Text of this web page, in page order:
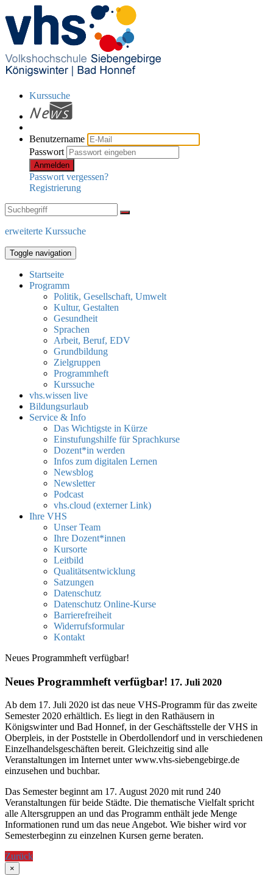
Kurssuche
Benutzername
Passwort
Anmelden
Passwort vergessen?
Registrierung
erweiterte Kurssuche
Toggle navigation
Startseite
Programm
Politik, Gesellschaft, Umwelt
Kultur, Gestalten
Gesundheit
Sprachen
Arbeit, Beruf, EDV
Grundbildung
Zielgruppen
Programmheft
Kurssuche
vhs.wissen live
Bildungsurlaub
Service & Info
Das Wichtigste in Kürze
Einstufungshilfe für Sprachkurse
Dozent*in werden
Infos zum digitalen Lernen
Newsblog
Newsletter
Podcast
vhs.cloud (externer Link)
Ihre VHS
Unser Team
Ihre Dozent*innen
Kursorte
Leitbild
Qualitätsentwicklung
Satzungen
Datenschutz
Datenschutz Online-Kurse
Barrierefreiheit
Widerrufsformular
Kontakt
Neues Programmheft verfügbar!
Neues Programmheft verfügbar! 17. Juli 2020
Ab dem 17. Juli 2020 ist das neue VHS-Programm für das zweite
Semester 2020 erhältlich. Es liegt in den Rathäusern in
Königswinter und Bad Honnef, in der Geschäftsstelle der VHS in
Oberpleis, in der Poststelle in Oberdollendorf und in verschiedenen
Einzelhandelsgeschäften bereit. Gleichzeitig sind alle
Veranstaltungen im Internet unter www.vhs-siebengebirge.de
einzusehen und buchbar.
Das Semester beginnt am 17. August 2020 mit rund 240
Veranstaltungen für beide Städte. Die thematische Vielfalt spricht
alle Altersgruppen an und das Programm enthält jede Menge
Informationen rund um das neue Angebot. Wie bisher wird vor
Semesterbeginn zu einzelnen Kursen gerne beraten.
Zurück
×